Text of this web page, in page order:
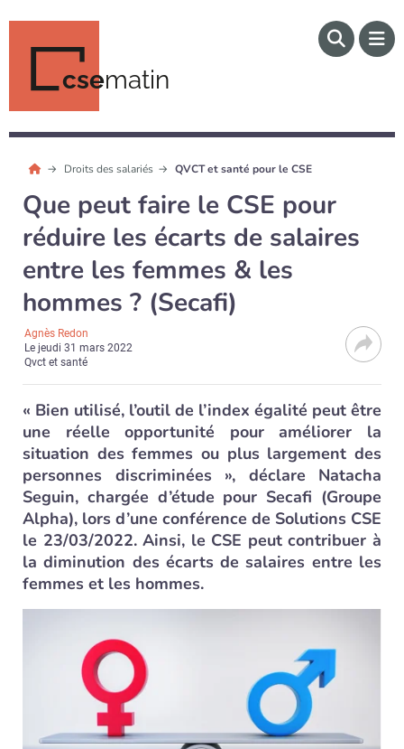
csematin
Droits des salariés QVCT et santé pour le CSE
Que peut faire le CSE pour
réduire les écarts de salaires
entre les femmes & les
hommes ? (Secafi)
Agnès Redon
Lejeudi 31 mars 2022
Qvct et santé
« Bien utilisé, l’outil de l’index égalité peut être
une réelle opportunité pour améliorer la
situation des femmes ou plus largement des
personnes discriminées », déclare Natacha
Seguin, chargée d’étude pour Secafi (Groupe
Alpha), lors d’une conférence de Solutions CSE
le 23/03/2022. Ainsi, le CSE peut contribuer à
la diminution des écarts de salaires entre les
femmes et les hommes.